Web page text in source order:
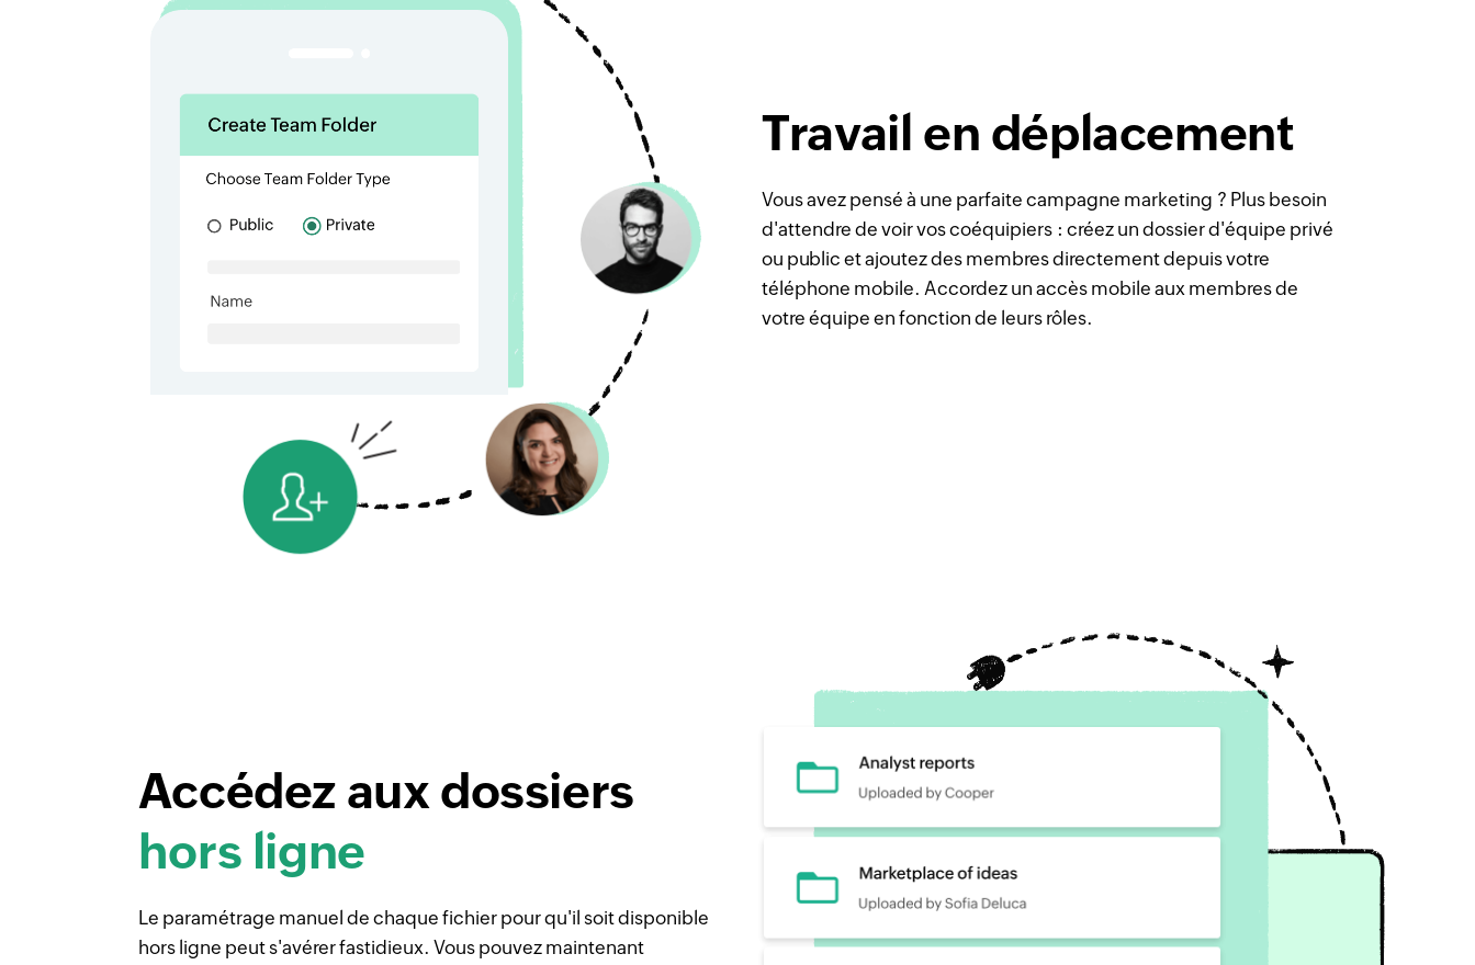
Travail en déplacement
Vous avez pensé à une parfaite campagne marketing ? Plus besoin
d'attendre de voir vos coéquipiers : créez un dossier d'équipe privé
ou public et ajoutez des membres directement depuis votre
téléphone mobile. Accordez un accès mobile aux membres de
votre équipe en fonction de leurs rôles.
Accédez aux dossiers
hors ligne
Le paramétrage manuel de chaque fichier pour qu'il soit disponible
hors ligne peut s'avérer fastidieux. Vous pouvez maintenant